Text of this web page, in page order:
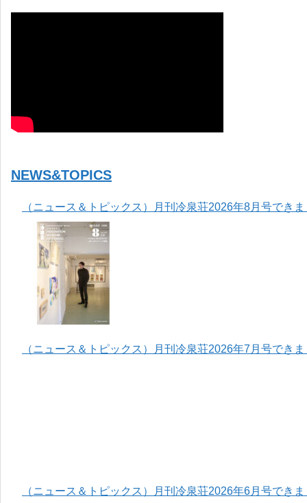
NEWS&TOPICS
（ニュース＆トピックス）月刊冷泉荘2026年8月号でき
（ニュース＆トピックス）月刊冷泉荘2026年7月号でき
（ニュース＆トピックス）月刊冷泉荘2026年6月号でき